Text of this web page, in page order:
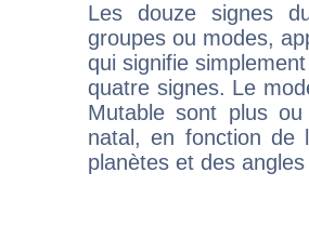
Les douze signes
groupes ou modes,
qui signifie
quatre signes. Le
Mutable sont plus
natal, en fonction de
planètes et des